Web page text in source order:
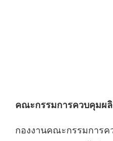
คณะกรรมการควบคุมผ
กองงานคณะกรรมการ